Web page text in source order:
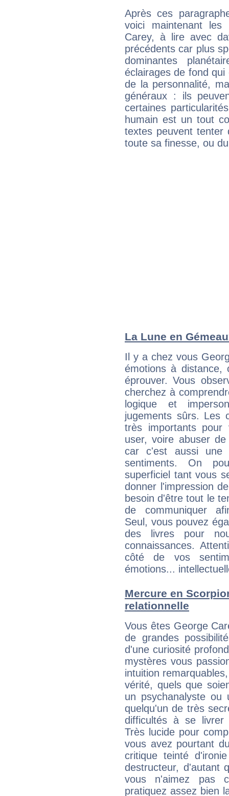
Après ces
voici maintenant
Carey, à lire avec
précédents car plus
dominantes
éclairages de fond
de la personnalité,
généraux : ils
certaines
humain est un tout
textes peuvent tenter
toute sa finesse, ou
La Lune en
Il y a chez vous
émotions à
éprouver. Vous
cherchez à
logique et
jugements sûrs. Les
très importants pour
user, voire abuser
car c'est aussi une
sentiments. On
superficiel tant vous
donner l'impression
besoin d'être tout le
de communiquer
Seul, vous pouvez
des livres pour
connaissances.
côté de vos
émotions...
Mercure en
relationnelle
Vous êtes George
de grandes
d'une curiosité
mystères vous
intuition
vérité, quels que
un psychanalyste ou
quelqu'un de très
difficultés à se livrer
Très lucide pour
vous avez pourtant
critique teinté
destructeur, d'autant
vous n'aimez pas
pratiquez assez bien